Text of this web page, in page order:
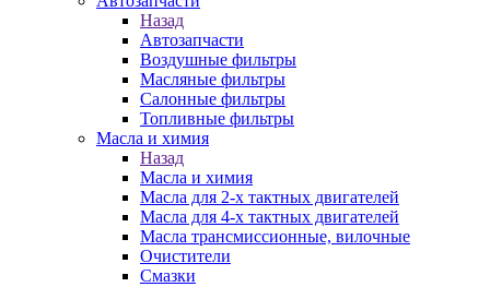
Назад
Автозапчасти
Воздушные фильтры
Масляные фильтры
Салонные фильтры
Топливные фильтры
Масла и химия
Назад
Масла и химия
Масла для 2-х тактных двигателей
Масла для 4-х тактных двигателей
Масла трансмиссионные, вилочные
Очистители
Смазки